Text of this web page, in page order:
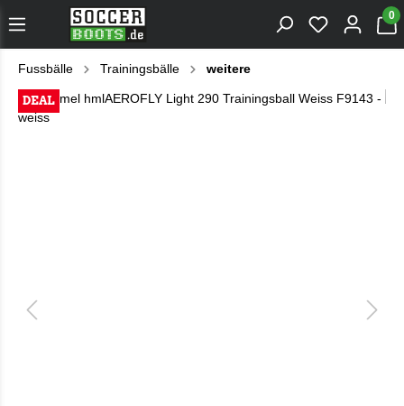
0
Fussbälle Trainingsbälle weitere
DEAL